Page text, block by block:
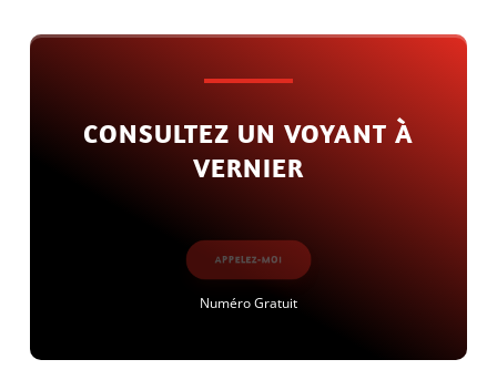
CONSULTEZ UN VOYANT À
VERNIER
APPELEZ-MOI
Numéro Gratuit